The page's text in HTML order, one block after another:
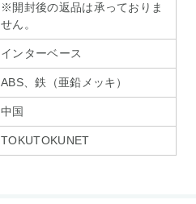
※開封後の返品は承っておりま
せん。
インターベース
ABS、鉄（亜鉛メッキ）
中国
TOKUTOKUNET